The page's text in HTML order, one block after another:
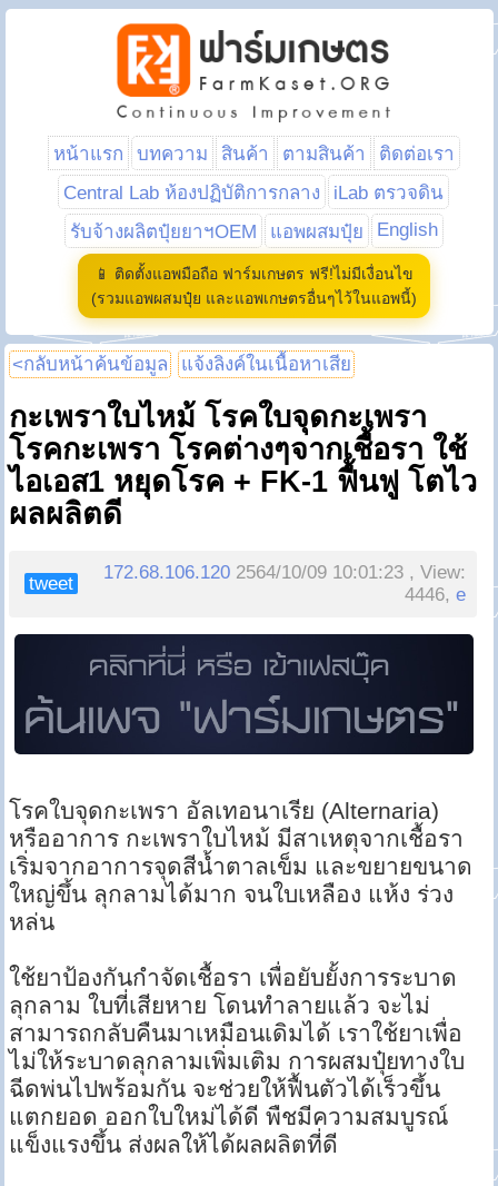
หน้าแรก บทความ สินค้า ตามสินค้า
ติดต่อเรา
Central Lab ห้องปฏิบัติการกลาง
iLab ตรวจดิน
รับจ้างผลิตปุ๋ยยาฯOEM
แอพผสมปุ๋ย English
📱 ติดตั้งแอพมือถือ ฟาร์มเกษตร ฟรี!ไม่มีเงื่อนไข
(รวมแอพผสมปุ๋ย และแอพเกษตรอื่นๆไว้ในแอพนี้)
<กลับหน้าค้นข้อมูล แจ้งลิงค์ในเนื้อหาเสีย
กะเพราใบไหม้ โรคใบจุดกะเพรา
โรคกะเพรา โรคต่างๆจากเชื้อรา ใช้
ไอเอส1 หยุดโรค + FK-1 ฟื้นฟู โตไว
ผลผลิตดี
tweet
172.68.106.120 2564/10/09 10:01:23 , View:
4446,e
โรคใบจุดกะเพรา อัลเทอนาเรีย (Alternaria)
หรืออาการ กะเพราใบไหม้ มีสาเหตุจากเชื้อรา
เริ่มจากอาการจุดสีน้ำตาลเข็ม และขยายขนาด
ใหญ่ขึ้น ลุกลามได้มาก จนใบเหลือง แห้ง ร่วง
หล่น
ใช้ยาป้องกันกำจัดเชื้อรา เพื่อยับยั้งการระบาด
ลุกลาม ใบที่เสียหาย โดนทำลายแล้ว จะไม่
สามารถกลับคืนมาเหมือนเดิมได้ เราใช้ยาเพื่อ
ไม่ให้ระบาดลุกลามเพิ่มเติม การผสมปุ๋ยทางใบ
ฉีดพ่นไปพร้อมกัน จะช่วยให้ฟื้นตัวได้เร็วขึ้น
แตกยอด ออกใบใหม่ได้ดี พืชมีความสมบูรณ์
แข็งแรงขึ้น ส่งผลให้ได้ผลผลิตที่ดี